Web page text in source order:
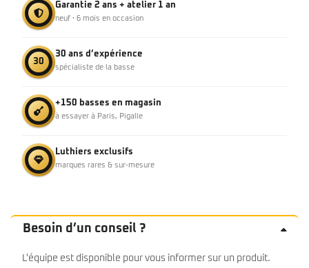
Garantie 2 ans + atelier 1 an
neuf · 6 mois en occasion
30
30 ans d’expérience
spécialiste de la basse
+150 basses en magasin
à essayer à Paris, Pigalle
Luthiers exclusifs
marques rares & sur-mesure
Besoin d’un conseil ?
L'équipe est disponible pour vous informer sur un produit.